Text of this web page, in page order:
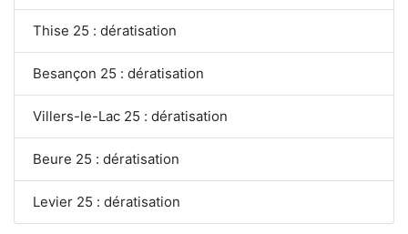
Thise 25 : dératisation
Besançon 25 : dératisation
Villers-le-Lac 25 : dératisation
Beure 25 : dératisation
Levier 25 : dératisation